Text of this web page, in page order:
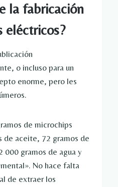
la fabricación
eléctricos?
o incluso para un
enorme, pero les
de microchips
de aceite, 72 gramos de
000 gramos de agua y
No hace falta
de extraer los